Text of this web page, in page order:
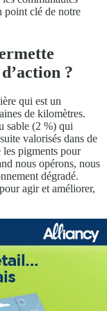
point clé de notre
?
qui est un
de kilomètres.
sable (2 %) qui
valorisés dans de
pigments pour
nous opérons, nous
dégradé.
agir et améliorer,